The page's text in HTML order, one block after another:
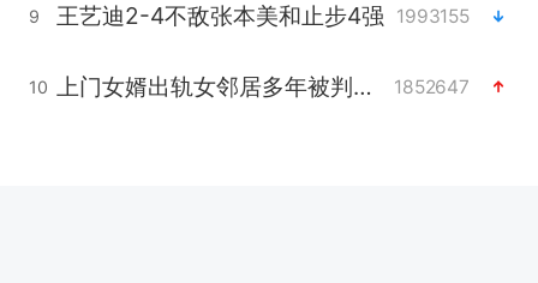
9 王艺迪2-4不敌张本美和止步4强 1993155
10 上门女婿出轨女邻居多年被判重婚罪 1852647